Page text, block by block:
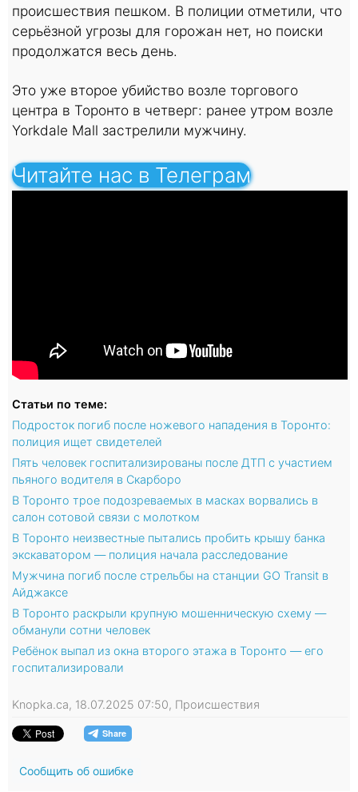
происшествия пешком. В полиции отметили, что
серьёзной угрозы для горожан нет, но поиски
продолжатся весь день.
Это уже второе убийство возле торгового
центра в Торонто в четверг: ранее утром возле
Yorkdale Mall застрелили мужчину.
Читайте нас в Телеграм
Статьи по теме:
Подросток погиб после ножевого нападения в Торонто:
полиция ищет свидетелей
Пять человек госпитализированы после ДТП с участием
пьяного водителя в Скарборо
В Торонто трое подозреваемых в масках ворвались в
салон сотовой связи с молотком
В Торонто неизвестные пытались пробить крышу банка
экскаватором — полиция начала расследование
Мужчина погиб после стрельбы на станции GO Transit в
Айджаксе
В Торонто раскрыли крупную мошенническую схему —
обманули сотни человек
Ребёнок выпал из окна второго этажа в Торонто — его
госпитализировали
Knopka.ca, 18.07.2025 07:50, Происшествия
Сообщить об ошибке